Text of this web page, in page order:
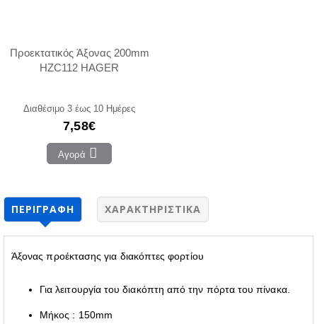
Προεκτατικός Άξονας 200mm
HZC112 HAGER
Διαθέσιμο 3 έως 10 Ημέρες
7,58€
Αγορά
ΠΕΡΙΓΡΑΦΉ ΧΑΡΑΚΤΗΡΙΣΤΙΚΆ
Άξονας προέκτασης για διακόπτες φορτίου
Για λειτουργία του διακόπτη από την πόρτα του πίνακα.
Μήκος : 150mm